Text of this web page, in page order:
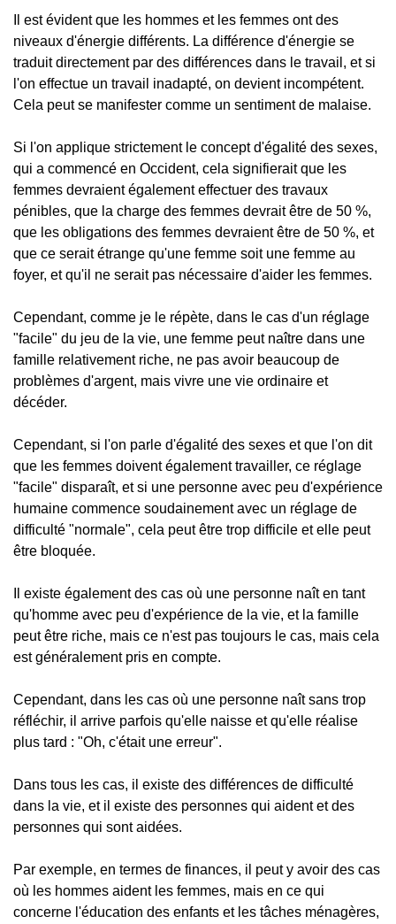
Il est évident que les hommes et les femmes ont des
niveaux d'énergie différents. La différence d'énergie se
traduit directement par des différences dans le travail, et si
l'on effectue un travail inadapté, on devient incompétent.
Cela peut se manifester comme un sentiment de malaise.
Si l'on applique strictement le concept d'égalité des sexes,
qui a commencé en Occident, cela signifierait que les
femmes devraient également effectuer des travaux
pénibles, que la charge des femmes devrait être de 50 %,
que les obligations des femmes devraient être de 50 %, et
que ce serait étrange qu'une femme soit une femme au
foyer, et qu'il ne serait pas nécessaire d'aider les femmes.
Cependant, comme je le répète, dans le cas d'un réglage
"facile" du jeu de la vie, une femme peut naître dans une
famille relativement riche, ne pas avoir beaucoup de
problèmes d'argent, mais vivre une vie ordinaire et
décéder.
Cependant, si l'on parle d'égalité des sexes et que l'on dit
que les femmes doivent également travailler, ce réglage
"facile" disparaît, et si une personne avec peu d'expérience
humaine commence soudainement avec un réglage de
difficulté "normale", cela peut être trop difficile et elle peut
être bloquée.
Il existe également des cas où une personne naît en tant
qu'homme avec peu d'expérience de la vie, et la famille
peut être riche, mais ce n'est pas toujours le cas, mais cela
est généralement pris en compte.
Cependant, dans les cas où une personne naît sans trop
réfléchir, il arrive parfois qu'elle naisse et qu'elle réalise
plus tard : "Oh, c'était une erreur".
Dans tous les cas, il existe des différences de difficulté
dans la vie, et il existe des personnes qui aident et des
personnes qui sont aidées.
Par exemple, en termes de finances, il peut y avoir des cas
où les hommes aident les femmes, mais en ce qui
concerne l'éducation des enfants et les tâches ménagères,